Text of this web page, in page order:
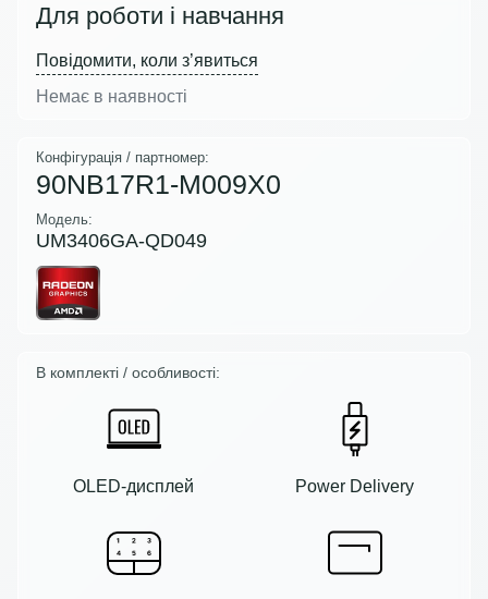
Для роботи і навчання
Повідомити, коли з’явиться
Немає в наявності
Конфігурація / партномер:
90NB17R1-M009X0
Модель:
UM3406GA-QD049
В комплекті / особливості:
OLED-дисплей Power Delivery